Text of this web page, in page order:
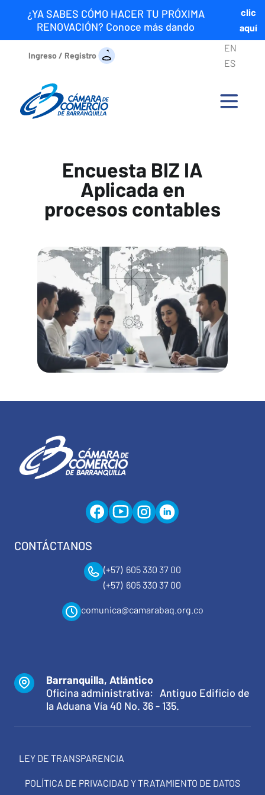
¿YA SABES CÓMO HACER TU PRÓXIMA
RENOVACIÓN? Conoce más dando
clic
aquí
Ingreso / Registro
EN
ES
Encuesta BIZ IA
Aplicada en
procesos contables
CONTÁCTANOS
(+57) 605 330 37 00
(+57) 605 330 37 00
comunica@camarabaq.org.co
Barranquilla, Atlántico
Oficina administrativa: Antiguo Edificio de
la Aduana Vía 40 No. 36 - 135.
LEY DE TRANSPARENCIA
POLÍTICA DE PRIVACIDAD Y TRATAMIENTO DE DATOS